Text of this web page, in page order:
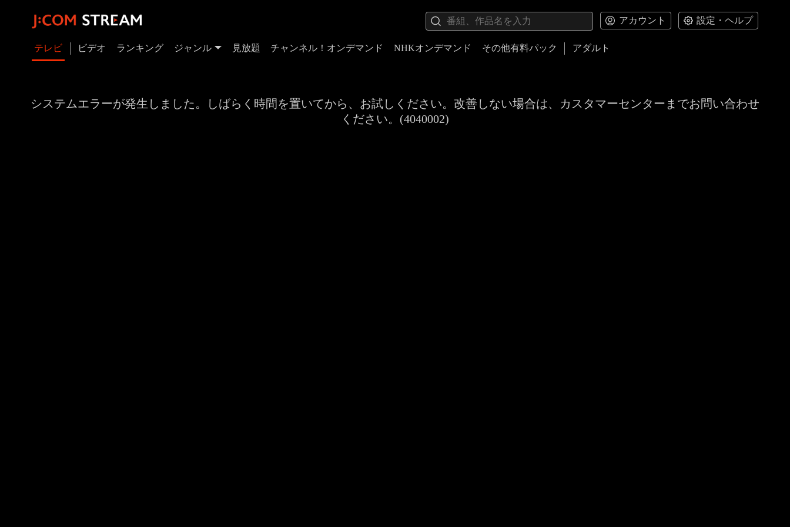
アカウント 設定・ヘルプ
テレビ ビデオ ランキング ジャンル 見放題 チャンネル！オンデマンド NHKオンデマンド その他有料パック アダルト
システムエラーが発生しました。しばらく時間を置いてから、お試しください。改善しない場合は、カスタマーセンターまでお問い合わせ
ください。(4040002)